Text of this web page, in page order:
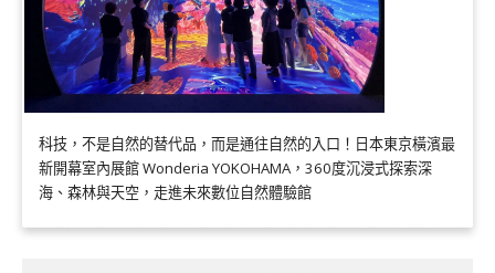
科技，不是自然的替代品，而是通往自然的入口！日本東京橫濱最
新開幕室內展館 Wonderia YOKOHAMA，360度沉浸式探索深
海、森林與天空，走進未來數位自然體驗館